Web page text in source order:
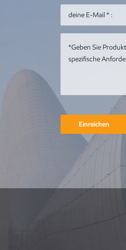
mit
Tier-
Runde
aus
Einreichen